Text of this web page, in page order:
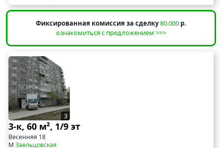
Фиксированная комиссия за сделку80.000 р.
ознакомиться с предложением >>>
3
3-к, 60 м², 1/9 эт
Весенняя 18
М Заельцовская